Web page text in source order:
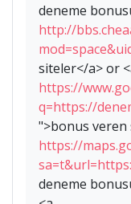
deneme
http://
siteler</a> or
https://
q=https://
">bonus
https://
deneme